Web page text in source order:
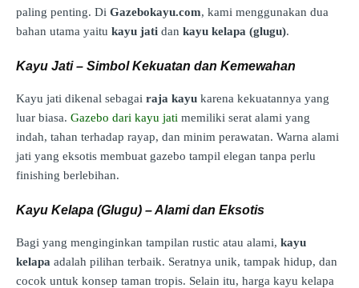
paling penting. Di Gazebokayu.com, kami menggunakan dua
bahan utama yaitu kayu jati dan kayu kelapa (glugu).
Kayu Jati – Simbol Kekuatan dan Kemewahan
Kayu jati dikenal sebagai raja kayu karena kekuatannya yang
luar biasa. Gazebo dari kayu jati memiliki serat alami yang
indah, tahan terhadap rayap, dan minim perawatan. Warna alami
jati yang eksotis membuat gazebo tampil elegan tanpa perlu
finishing berlebihan.
Kayu Kelapa (Glugu) – Alami dan Eksotis
Bagi yang menginginkan tampilan rustic atau alami, kayu
kelapa adalah pilihan terbaik. Seratnya unik, tampak hidup, dan
cocok untuk konsep taman tropis. Selain itu, harga kayu kelapa